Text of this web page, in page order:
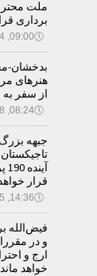
ملت
برداری
🕔09:00, 14.نوامبر 2018
بدخشان-
هنرهای
از سفر
🕔08:24, 8.سپتامبر 2018
جبهه
قرار
🕔14:36, 5.سپتامبر 2018
فیض‌الله
و در
ارج و
خواهد ماند